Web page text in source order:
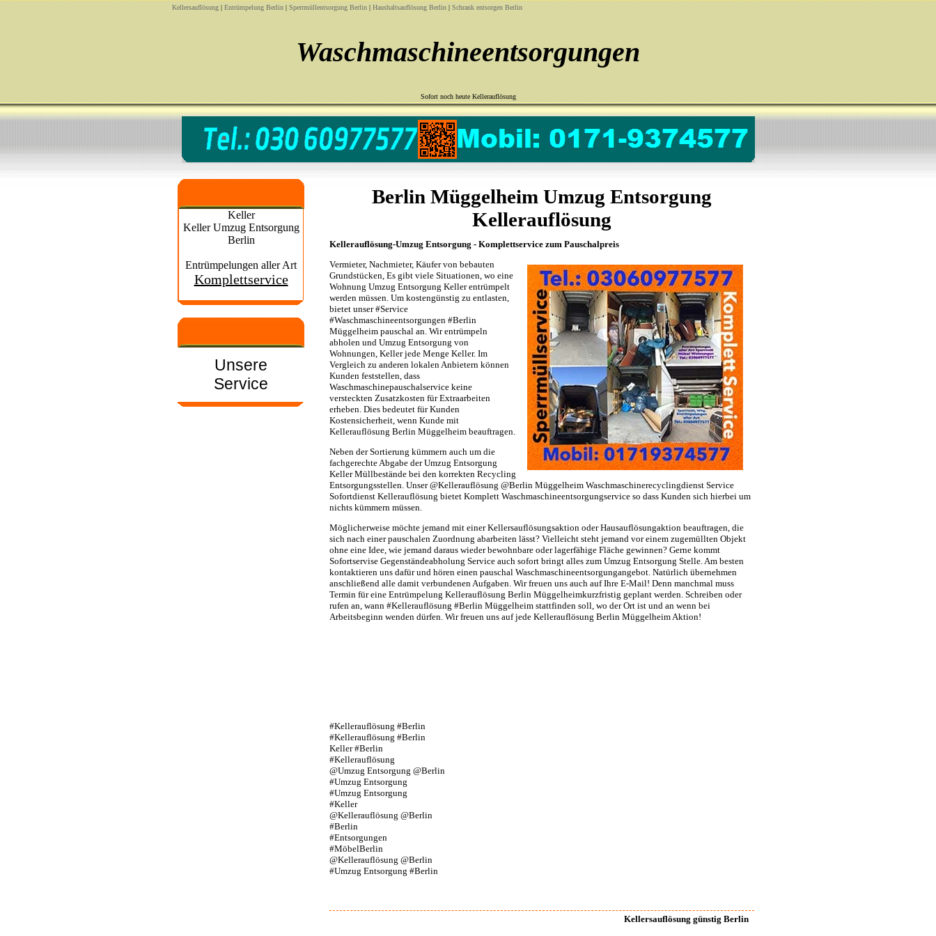
Kellersauflösung | Entrümpelung Berlin | Sperrmüllentsorgung Berlin | Haushaltsauflösung Berlin | Schrank entsorgen Berlin
Waschmaschineentsorgungen
Sofort noch heute Kellerauflösung
Keller
Keller Umzug Entsorgung
Berlin
Entrümpelungen aller Art
Komplettservice
Unsere
Service
Berlin Müggelheim Umzug Entsorgung
Kellerauflösung
Kellerauflösung-Umzug Entsorgung - Komplettservice zum Pauschalpreis
Vermieter, Nachmieter, Käufer von bebauten
Grundstücken, Es gibt viele Situationen, wo eine
Wohnung Umzug Entsorgung Keller entrümpelt
werden müssen. Um kostengünstig zu entlasten,
bietet unser #Service
#Waschmaschineentsorgungen #Berlin
Müggelheim pauschal an. Wir entrümpeln
abholen und Umzug Entsorgung von
Wohnungen, Keller jede Menge Keller. Im
Vergleich zu anderen lokalen Anbietern können
Kunden feststellen, dass
Waschmaschinepauschalservice keine
versteckten Zusatzkosten für Extraarbeiten
erheben. Dies bedeutet für Kunden
Kostensicherheit, wenn Kunde mit
Kellerauflösung Berlin Müggelheim beauftragen.
Neben der Sortierung kümmern auch um die
fachgerechte Abgabe der Umzug Entsorgung
Keller Müllbestände bei den korrekten Recycling
Entsorgungsstellen. Unser @Kellerauflösung @Berlin Müggelheim Waschmaschinerecyclingdienst Service
Sofortdienst Kellerauflösung bietet Komplett Waschmaschineentsorgungservice so dass Kunden sich hierbei um
nichts kümmern müssen.
Möglicherweise möchte jemand mit einer Kellersauflösungsaktion oder Hausauflösungaktion beauftragen, die
sich nach einer pauschalen Zuordnung abarbeiten lässt? Vielleicht steht jemand vor einem zugemüllten Objekt
ohne eine Idee, wie jemand daraus wieder bewohnbare oder lagerfähige Fläche gewinnen? Gerne kommt
Sofortservise Gegenständeabholung Service auch sofort bringt alles zum Umzug Entsorgung Stelle. Am besten
kontaktieren uns dafür und hören einen pauschal Waschmaschineentsorgungangebot. Natürlich übernehmen
anschließend alle damit verbundenen Aufgaben. Wir freuen uns auch auf Ihre E-Mail! Denn manchmal muss
Termin für eine Entrümpelung Kellerauflösung Berlin Müggelheimkurzfristig geplant werden. Schreiben oder
rufen an, wann #Kellerauflösung #Berlin Müggelheim stattfinden soll, wo der Ort ist und an wenn bei
Arbeitsbeginn wenden dürfen. Wir freuen uns auf jede Kellerauflösung Berlin Müggelheim Aktion!
#Kellerauflösung #Berlin
#Kellerauflösung #Berlin
Keller #Berlin
#Kellerauflösung
@Umzug Entsorgung @Berlin
#Umzug Entsorgung
#Umzug Entsorgung
#Keller
@Kellerauflösung @Berlin
#Berlin
#Entsorgungen
#MöbelBerlin
@Kellerauflösung @Berlin
#Umzug Entsorgung #Berlin
Kellersauflösung günstig Berlin